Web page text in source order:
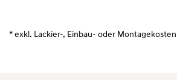
* exkl. Lackier-, Einbau- oder Montagekosten